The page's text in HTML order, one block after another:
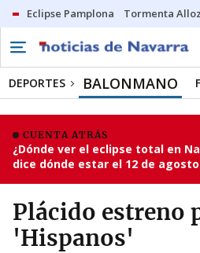
Eclipse Pamplona Tormenta Alloz
DEPORTES BALONMANO
CUENTA ATRÁS
¿Dónde ver el eclipse total en
dice dónde estar el 12 de agosto
Plácido estreno
'Hispanos'